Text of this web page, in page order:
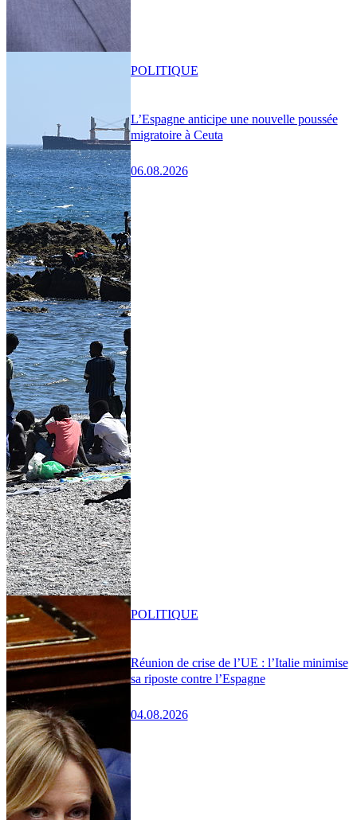
L’Espagne anticipe une nouvelle poussée
migratoire à Ceuta
06.08.2026
POLITIQUE
Réunion de crise de l’UE : l’Italie minimise
sa riposte contre l’Espagne
04.08.2026
POLITIQUE